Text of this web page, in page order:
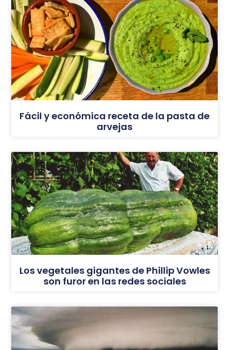
Fácil y económica receta de la pasta de
arvejas
Los vegetales gigantes de Phillip Vowles
son furor en las redes sociales